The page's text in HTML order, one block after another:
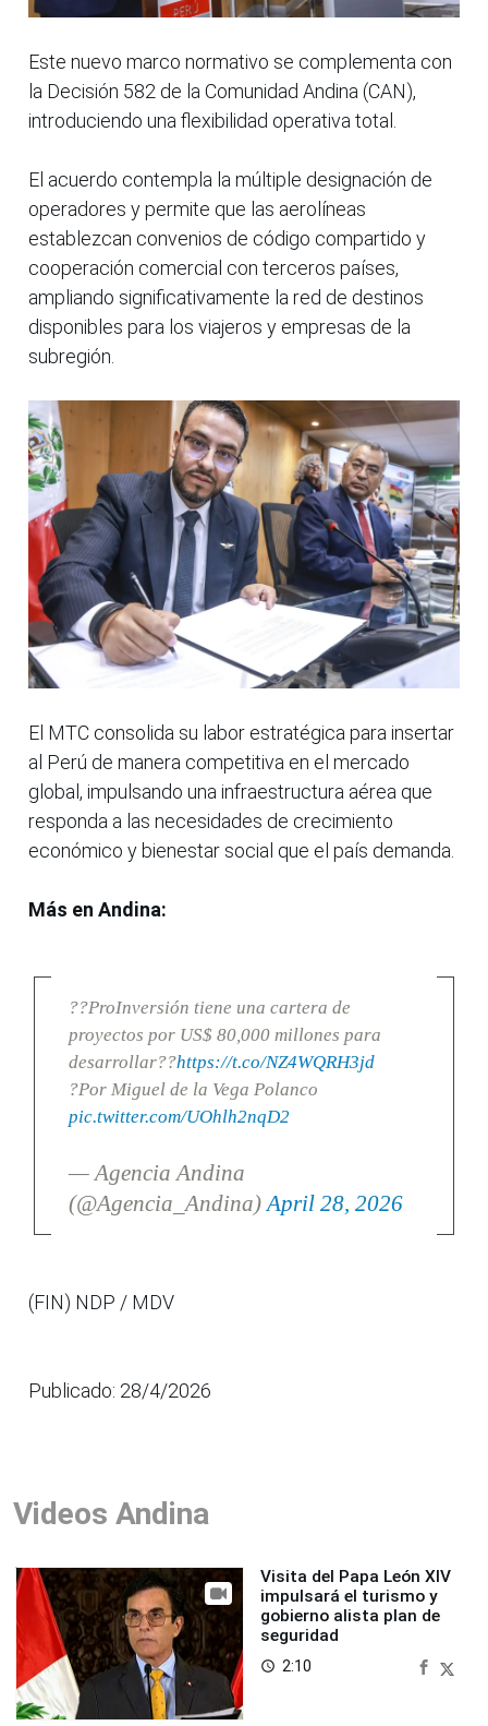
Este nuevo marco normativo se complementa con
la Decisión 582 de la Comunidad Andina (CAN),
introduciendo una flexibilidad operativa total.
El acuerdo contempla la múltiple designación de
operadores y permite que las aerolíneas
establezcan convenios de código compartido y
cooperación comercial con terceros países,
ampliando significativamente la red de destinos
disponibles para los viajeros y empresas de la
subregión.
El MTC consolida su labor estratégica para insertar
al Perú de manera competitiva en el mercado
global, impulsando una infraestructura aérea que
responda a las necesidades de crecimiento
económico y bienestar social que el país demanda.
Más en Andina:
??ProInversión tiene una cartera de
proyectos por US$ 80,000 millones para
desarrollar??https://t.co/NZ4WQRH3jd
?Por Miguel de la Vega Polanco
pic.twitter.com/UOhlh2nqD2
— Agencia Andina
(@Agencia_Andina) April 28, 2026
(FIN) NDP / MDV
Publicado: 28/4/2026
Videos Andina
Visita del Papa León XIV
impulsará el turismo y
gobierno alista plan de
seguridad
access_time 2:10